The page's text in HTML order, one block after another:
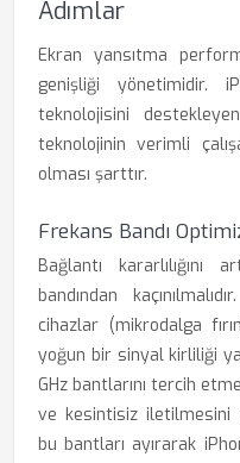
Adımlar
Ekran yansıtma
genişliği yönetimidir.
teknolojisini
teknolojinin verimli
olması şarttır.
Frekans Bandı
Bağlantı
bandından
cihazlar (mikrodalga
yoğun bir sinyal kirliliği
GHz bantlarını tercih
ve kesintisiz iletilmesini
bu bantları ayırarak